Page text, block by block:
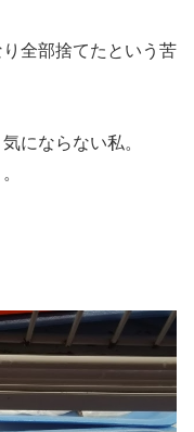
全部捨てたという苦
にならない私。